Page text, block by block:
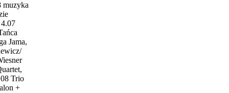
muzyka
Jama,
Trio
+